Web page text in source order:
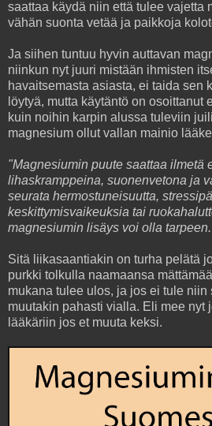
saattaa käydä niin että tulee vajetta
vähän suonta vetää ja paikkoja
Ja siihen tuntuu hyvin auttavan
niinkun nyt juuri mistään ihmisten
havaitsemasta asiasta, ei taida sen
löytyä, mutta käytäntö on osoittanut
kuin noihin karpin alussa tuleviin
magnesium ollut vallan mainio
"Magnesiumin puute saattaa ilmetä
lihaskramppeina, suonenvetona ja
seurata hermostuneisuutta,
keskittymisvaikeuksia tai
magnesiumin lisäys voi olla
Sitä liikasaantiakin on turha pelätä
purkki tolkulla naamaansa
mukana tulee ulos, ja jos ei tule niin
muutakin pahasti vialla. Eli mee nyt
lääkäriin jos et muuta keksi.